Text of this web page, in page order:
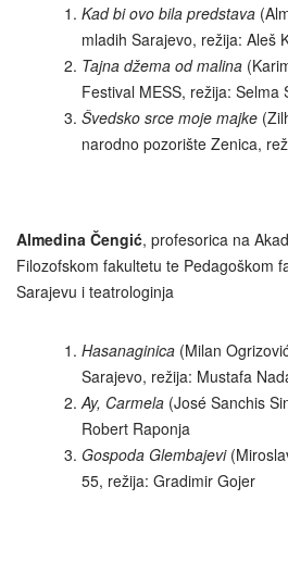
Kad bi ovo bila predstava
mladih Sarajevo, režija: Aleš
Tajna džema od malina
Festival MESS, režija: Selma
Švedsko srce moje majke
narodno pozorište Zenica,
Almedina Čengić, profesorica na
Filozofskom fakultetu te Pedagoškom
Sarajevu i teatrologinja
Hasanaginica (Milan
Sarajevo, režija: Mustafa
Ay, Carmela (José Sanchis
Robert Raponja
Gospoda Glembajevi
55, režija: Gradimir Gojer